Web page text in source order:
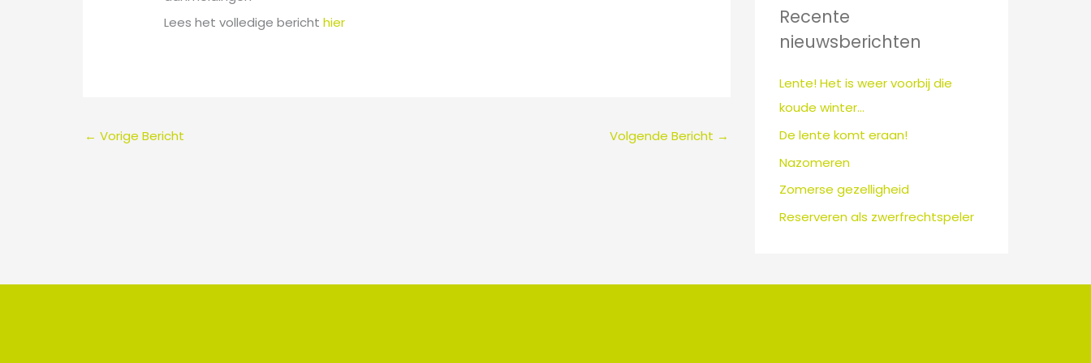
Lees het volledige berichthier
← Vorige Bericht Volgende Bericht →
n
a
r
:
Recente
nieuwsberichten
Lente! Het is weer voorbij die
koude winter…
De lente komt eraan!
Nazomeren
Zomerse gezelligheid
Reserveren als zwerfrechtspeler